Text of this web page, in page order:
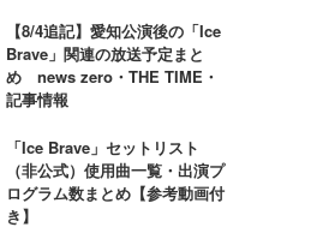
【8/4追記】愛知公演後の「Ice
Brave」関連の放送予定まと
め news zero・THE TIME・
記事情報
「Ice Brave」セットリスト
（非公式）使用曲一覧・出演プ
ログラム数まとめ【参考動画付
き】